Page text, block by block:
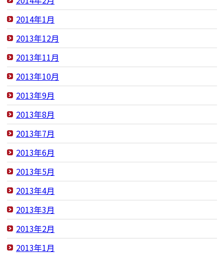
2014年1月
2013年12月
2013年11月
2013年10月
2013年9月
2013年8月
2013年7月
2013年6月
2013年5月
2013年4月
2013年3月
2013年2月
2013年1月